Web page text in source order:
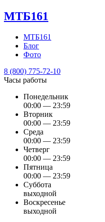
МТБ161
МТБ161
Блог
Фото
8 (800) 775-72-10
Часы работы
Понедельник
00:00 — 23:59
Вторник
00:00 — 23:59
Среда
00:00 — 23:59
Четверг
00:00 — 23:59
Пятница
00:00 — 23:59
Суббота
выходной
Воскресенье
выходной